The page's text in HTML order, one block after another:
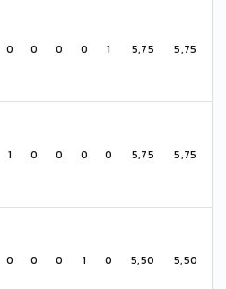
0 0 0 0 1 5,75 5,75
1 0 0 0 0 5,75 5,75
0 0 0 1 0 5,50 5,50